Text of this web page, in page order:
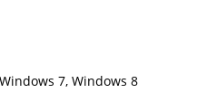
7, Windows 8